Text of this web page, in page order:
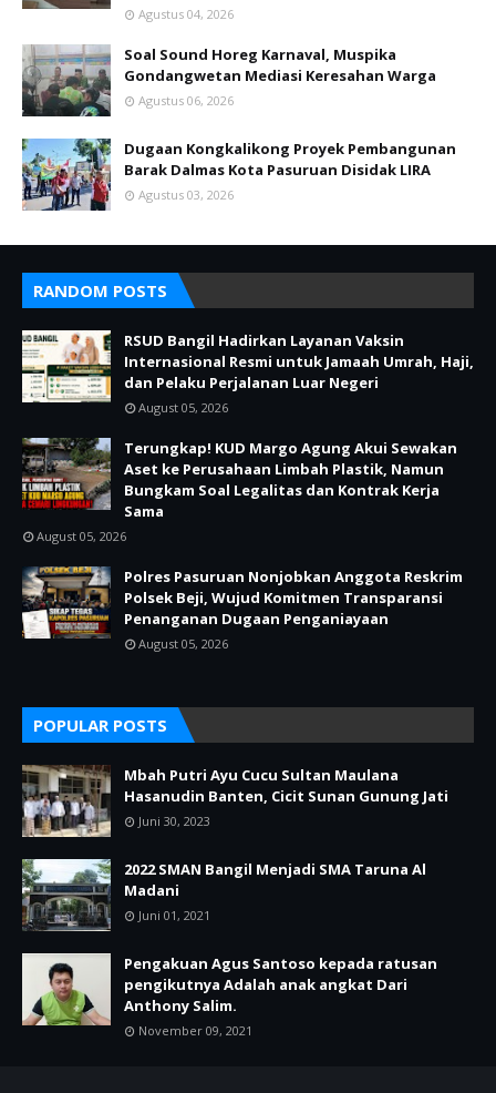
Agustus 04, 2026
Soal Sound Horeg Karnaval, Muspika
Gondangwetan Mediasi Keresahan Warga
Agustus 06, 2026
Dugaan Kongkalikong Proyek Pembangunan
Barak Dalmas Kota Pasuruan Disidak LIRA
Agustus 03, 2026
RANDOM POSTS
RSUD Bangil Hadirkan Layanan Vaksin
Internasional Resmi untuk Jamaah Umrah, Haji,
dan Pelaku Perjalanan Luar Negeri
August 05, 2026
Terungkap! KUD Margo Agung Akui Sewakan
Aset ke Perusahaan Limbah Plastik, Namun
Bungkam Soal Legalitas dan Kontrak Kerja
Sama
August 05, 2026
Polres Pasuruan Nonjobkan Anggota Reskrim
Polsek Beji, Wujud Komitmen Transparansi
Penanganan Dugaan Penganiayaan
August 05, 2026
POPULAR POSTS
Mbah Putri Ayu Cucu Sultan Maulana
Hasanudin Banten, Cicit Sunan Gunung Jati
Juni 30, 2023
2022 SMAN Bangil Menjadi SMA Taruna Al
Madani
Juni 01, 2021
Pengakuan Agus Santoso kepada ratusan
pengikutnya Adalah anak angkat Dari
Anthony Salim.
November 09, 2021